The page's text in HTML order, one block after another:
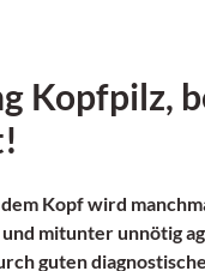
Kopfpilz,
Kopf wird
mitunter unnötig
guten